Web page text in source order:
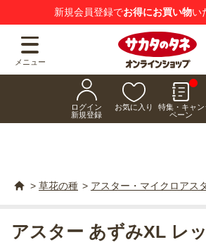
新規会員登録でお得にお買い物い
メニュー
ログイン
新規登録
お気に入り
特集・キャン
ペーン
> 草花の種 > アスター・マイクロアス
アスター あずみXL レ